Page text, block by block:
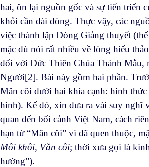
hai, ôn lại nguồn gốc và sự tiến triển
khỏi cần dài dòng. Thực vậy, các
việc thành lập Dòng Giảng thuyết
mặc dù nói rất nhiều về lòng hiếu
đối với Đức Thiên Chúa Thánh Mẫu,
Người[2]. Bài này gồm hai phần.
Mân côi dưới hai khía cạnh: hình
hình). Kế đó, xin đưa ra vài suy nghĩ
quan đến bối cảnh Việt Nam, cách
hạn từ “Mân côi” vì đã quen thuộc,
Môi khôi, Văn côi; thời xưa gọi là
hường”).